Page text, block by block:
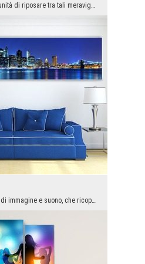
Non tutti hanno l'opportunità di riposare tra tali meraviglie naturali. Questo può essere sostitu...
Piatti, di grande qualità di immagine e suono, che ricoprono l'intera parete e creano un'atmosfer...